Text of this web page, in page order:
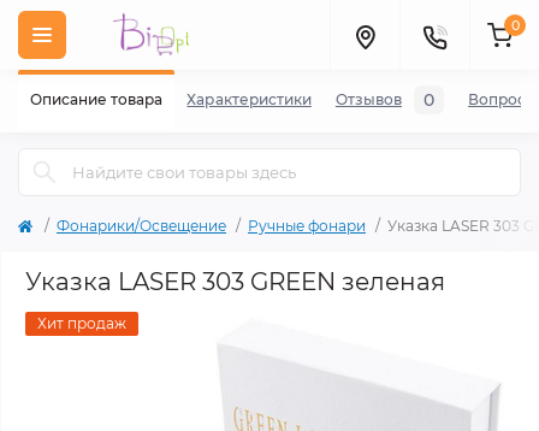
0
Фонарики/Освещение Ручные фонари Указка LASER 303
Указка LASER 303 GREEN зеленая
Хит продаж
Описание товара Характеристики Отзывов 0 Вопросы